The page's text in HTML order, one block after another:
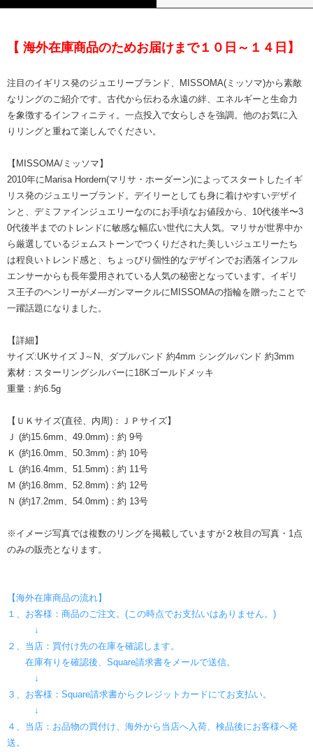
【 海外在庫商品のためお届けまで１０日～１４日】
注目のイギリス発のジュエリーブランド、MISSOMA(ミッソマ)から素敵
なリングのご紹介です。古代から伝わる永遠の絆、エネルギーと生命力
を象徴するインフィニティ。一点投入で女らしさを強調。他のお気に入
りリングと重ねて楽しんでください。
【 MISSOMA/ミッソマ】
2010年にMarisa Hordern(マリサ・ホーダーン)によってスタートしたイギ
リス発のジュエリーブランド。デイリーとしても身に着けやすいデザイ
ンと、デミファインジュエリーなのにお手頃なお値段から、10代後半〜3
0代後半までのトレンドに敏感な幅広い世代に大人気。マリサが世界中か
ら厳選しているジェムストーンでつくりだされた美しいジュエリーたち
は程良いトレンド感と、ちょっぴり個性的なデザインでお洒落インフル
エンサーからも長年愛用されている人気の秘密となっています。イギリ
ス王子のヘンリーがメ―ガンマークルにMISSOMAの指輪を贈ったことで
一躍話題になりました。
【詳細】
サイズ:UKサイズ J～N、ダブルバンド 約4mm シングルバンド 約3mm
素材：スターリングシルバーに18Kゴールドメッキ
重量：約6.5g
【ＵＫサイズ(直径、内周)：ＪＰサイズ】
Ｊ (約15.6mm、49.0mm)：約 9号
Ｋ (約16.0mm、50.3mm)：約 10号
Ｌ (約16.4mm、51.5mm)：約 11号
Ｍ (約16.8mm、52.8mm)：約 12号
Ｎ (約17.2mm、54.0mm)：約 13号
※イメージ写真では複数のリングを掲載していますが２枚目の写真・1点
のみの販売となります。
【海外在庫商品の流れ】
１、お客様：商品のご注文。(この時点でお支払いはありません。)
↓
２、当店：買付け先の在庫を確認します。
在庫有りを確認後、Square請求書をメールで送信。
↓
３、お客様：Square請求書からクレジットカードにてお支払い。
↓
４、当店：お品物の買付け、海外から当店へ入荷、検品後にお客様へ発
送。